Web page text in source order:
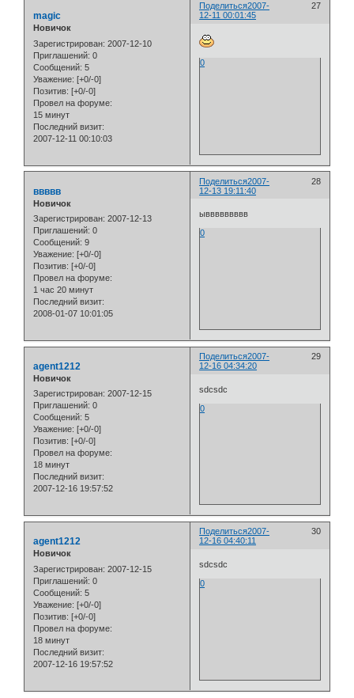
Поделиться 27
2007-
12-11 00:01:45
magic
Новичок
Зарегистрирован: 2007-12-10
Приглашений: 0
Сообщений: 5
Уважение: [+0/-0]
Позитив: [+0/-0]
Провел на форуме:
15 минут
Последний визит:
2007-12-11 00:10:03
0
Поделиться 28
2007-
12-13 19:11:40
ввввв
Новичок
Зарегистрирован: 2007-12-13
Приглашений: 0
Сообщений: 9
Уважение: [+0/-0]
Позитив: [+0/-0]
Провел на форуме:
1 час 20 минут
Последний визит:
2008-01-07 10:01:05
ыввввввввв
0
Поделиться 29
2007-
12-16 04:34:20
agent1212
Новичок
Зарегистрирован: 2007-12-15
Приглашений: 0
Сообщений: 5
Уважение: [+0/-0]
Позитив: [+0/-0]
Провел на форуме:
18 минут
Последний визит:
2007-12-16 19:57:52
sdcsdc
0
Поделиться 30
2007-
12-16 04:40:11
agent1212
Новичок
Зарегистрирован: 2007-12-15
Приглашений: 0
Сообщений: 5
Уважение: [+0/-0]
Позитив: [+0/-0]
Провел на форуме:
18 минут
Последний визит:
2007-12-16 19:57:52
sdcsdc
0